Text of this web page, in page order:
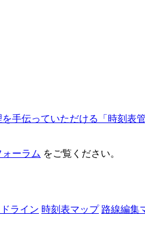
手伝っていただける「時刻表
ォーラム をご覧ください。
ライン 時刻表マップ 路線編集